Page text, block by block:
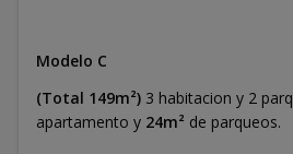
Modelo C
(Total 149m²) 3 habitacion y 2
apartamento y 24m² de parqueos.